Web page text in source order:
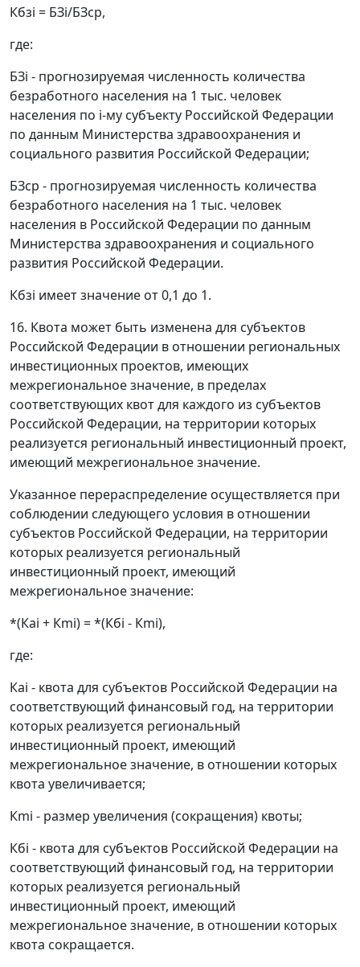
Кбзi = БЗi/БЗср,
где:
БЗi - прогнозируемая численность количества
безработного населения на 1 тыс. человек
населения по i-му субъекту Российской Федерации
по данным Министерства здравоохранения и
социального развития Российской Федерации;
БЗср - прогнозируемая численность количества
безработного населения на 1 тыс. человек
населения в Российской Федерации по данным
Министерства здравоохранения и социального
развития Российской Федерации.
Кбзi имеет значение от 0,1 до 1.
16. Квота может быть изменена для субъектов
Российской Федерации в отношении региональных
инвестиционных проектов, имеющих
межрегиональное значение, в пределах
соответствующих квот для каждого из субъектов
Российской Федерации, на территории которых
реализуется региональный инвестиционный проект,
имеющий межрегиональное значение.
Указанное перераспределение осуществляется при
соблюдении следующего условия в отношении
субъектов Российской Федерации, на территории
которых реализуется региональный
инвестиционный проект, имеющий
межрегиональное значение:
*(Каi + Кmi) = *(Кбi - Кmi),
где:
Каi - квота для субъектов Российской Федерации на
соответствующий финансовый год, на территории
которых реализуется региональный
инвестиционный проект, имеющий
межрегиональное значение, в отношении которых
квота увеличивается;
Кmi - размер увеличения (сокращения) квоты;
Кбi - квота для субъектов Российской Федерации на
соответствующий финансовый год, на территории
которых реализуется региональный
инвестиционный проект, имеющий
межрегиональное значение, в отношении которых
квота сокращается.